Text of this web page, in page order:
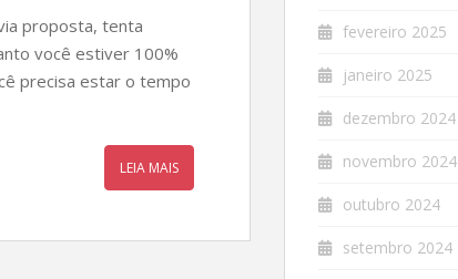
proposta, tenta
você estiver 100%
precisa estar o tempo
LEIA MAIS
fevereiro 2025
janeiro 2025
dezembro 2024
novembro 2024
outubro 2024
setembro 2024